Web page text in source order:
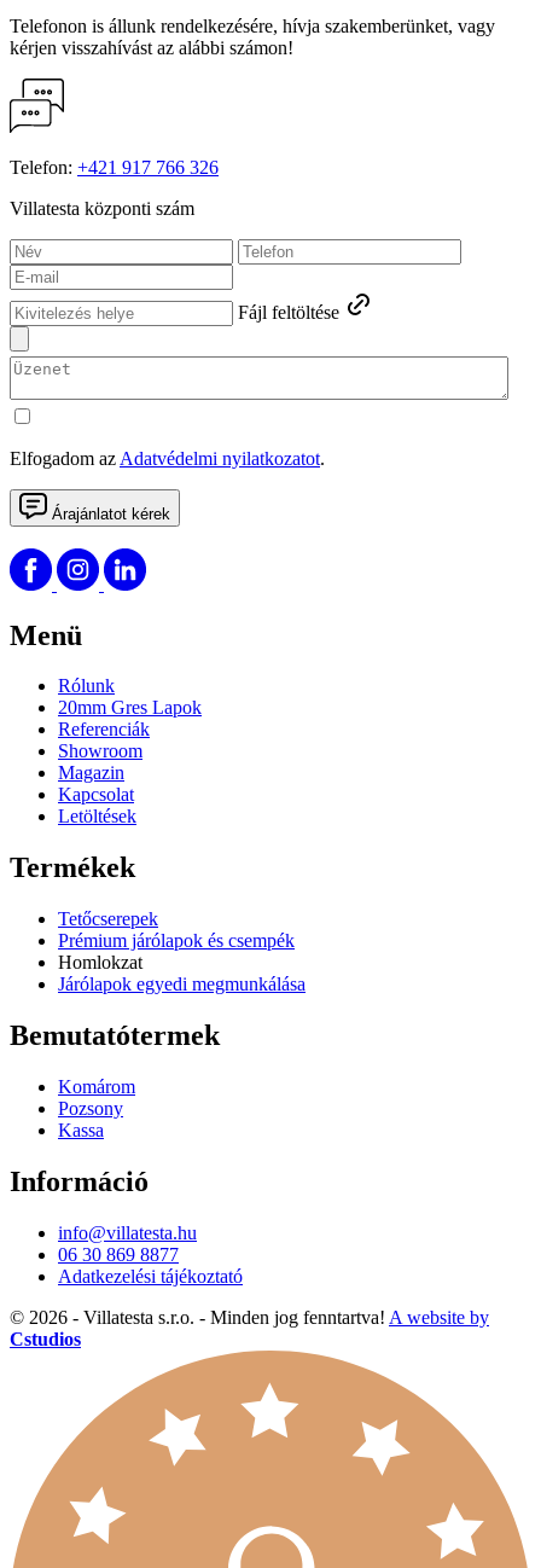
Telefonon is állunk rendelkezésére, hívja szakemberünket, vagy
kérjen visszahívást az alábbi számon!
Telefon: +421 917 766 326
Villatesta központi szám
Fájl feltöltése
Elfogadom az Adatvédelmi nyilatkozatot.
Árajánlatot kérek
Menü
Rólunk
20mm Gres Lapok
Referenciák
Showroom
Magazin
Kapcsolat
Letöltések
Termékek
Tetőcserepek
Prémium járólapok és csempék
Homlokzat
Járólapok egyedi megmunkálása
Bemutatótermek
Komárom
Pozsony
Kassa
Információ
info@villatesta.hu
06 30 869 8877
Adatkezelési tájékoztató
© 2026 - Villatesta s.r.o. - Minden jog fenntartva! A website by
Cstudios